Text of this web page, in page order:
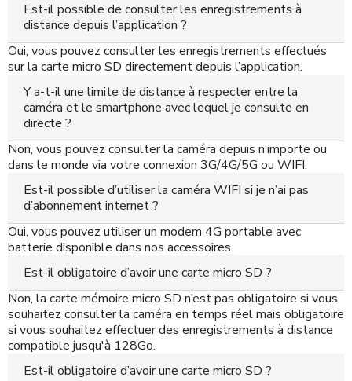
Est-il possible de consulter les enregistrements à
distance depuis l’application ?
Oui, vous pouvez consulter les enregistrements effectués
sur la carte micro SD directement depuis l’application.
Y a-t-il une limite de distance à respecter entre la
caméra et le smartphone avec lequel je consulte en
directe ?
Non, vous pouvez consulter la caméra depuis n’importe ou
dans le monde via votre connexion 3G/4G/5G ou WIFI.
Est-il possible d’utiliser la caméra WIFI si je n’ai pas
d’abonnement internet ?
Oui, vous pouvez utiliser un modem 4G portable avec
batterie disponible dans nos accessoires.
Est-il obligatoire d’avoir une carte micro SD ?
Non, la carte mémoire micro SD n’est pas obligatoire si vous
souhaitez consulter la caméra en temps réel mais obligatoire
si vous souhaitez effectuer des enregistrements à distance
compatible jusqu'à 128Go.
Est-il obligatoire d’avoir une carte micro SD ?